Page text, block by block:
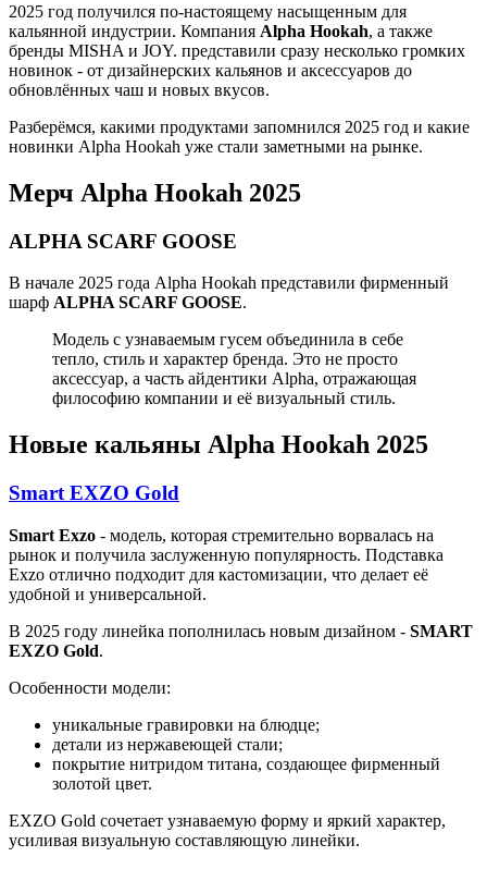
2025 год получился по-настоящему насыщенным для
кальянной индустрии. Компания Alpha Hookah, а также
бренды MISHA и JOY. представили сразу несколько громких
новинок - от дизайнерских кальянов и аксессуаров до
обновлённых чаш и новых вкусов.
Разберёмся, какими продуктами запомнился 2025 год и какие
новинки Alpha Hookah уже стали заметными на рынке.
Мерч Alpha Hookah 2025
ALPHA SCARF GOOSE
В начале 2025 года Alpha Hookah представили фирменный
шарф ALPHA SCARF GOOSE.
Модель с узнаваемым гусем объединила в себе
тепло, стиль и характер бренда. Это не просто
аксессуар, а часть айдентики Alpha, отражающая
философию компании и её визуальный стиль.
Новые кальяны Alpha Hookah 2025
Smart EXZO Gold
Smart Exzo - модель, которая стремительно ворвалась на
рынок и получила заслуженную популярность. Подставка
Exzo отлично подходит для кастомизации, что делает её
удобной и универсальной.
В 2025 году линейка пополнилась новым дизайном - SMART
EXZO Gold.
Особенности модели:
уникальные гравировки на блюдце;
детали из нержавеющей стали;
покрытие нитридом титана, создающее фирменный
золотой цвет.
EXZO Gold сочетает узнаваемую форму и яркий характер,
усиливая визуальную составляющую линейки.